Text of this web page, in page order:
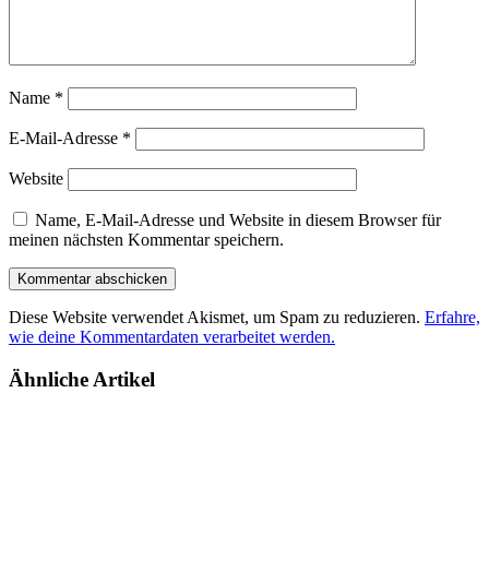
Name *
E-Mail-Adresse *
Website
Name, E-Mail-Adresse und Website in diesem Browser für
meinen nächsten Kommentar speichern.
Diese Website verwendet Akismet, um Spam zu reduzieren. Erfahre,
wie deine Kommentardaten verarbeitet werden.
Ähnliche Artikel